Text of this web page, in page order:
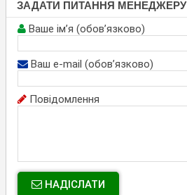
ЗАДАТИ ПИТАННЯ МЕНЕДЖЕРУ
Ваше ім’я (обов’язково)
Ваш e-mail (обов’язково)
Повідомлення
НАДІСЛАТИ